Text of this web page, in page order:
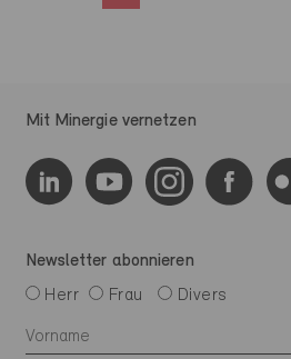
Mit Minergie vernetzen
Newsletter abonnieren
Herr
Frau Divers